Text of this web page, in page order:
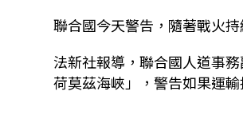
聯合國今天警告，隨著戰火
法新社報導，聯合國人道事
荷莫茲海峽」，警告如果運